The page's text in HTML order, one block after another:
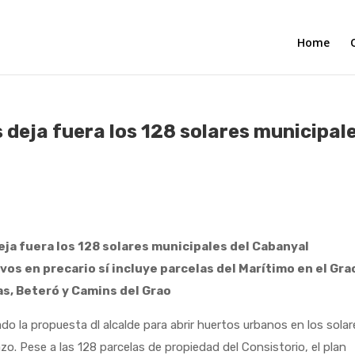
Home
fuera los 128 solares
fuera los 128 solares municipales del Cabanyal
en precario sí incluye parcelas del Marítimo en el
Beteró y Camins del Grao
dl alcalde para abrir huertos urbanos en los
Pese a las 128 parcelas de propiedad del Consistorio, el plan